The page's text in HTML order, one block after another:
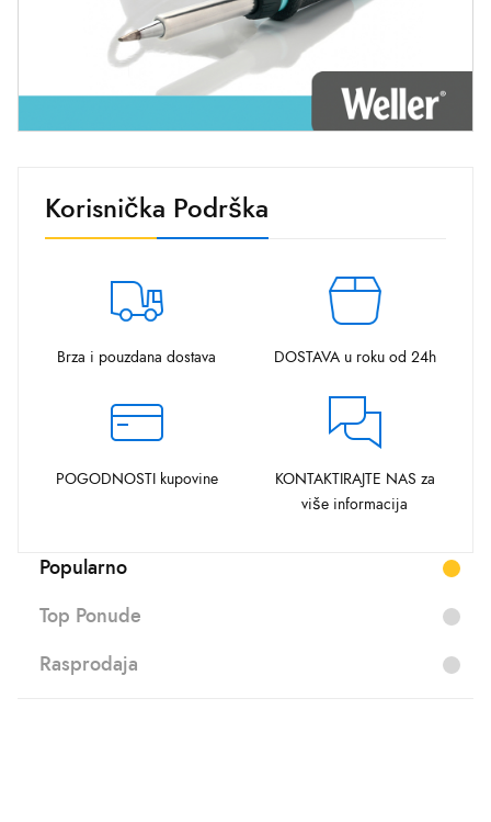
Korisnička Podrška
Brza i pouzdana dostava DOSTAVA u roku od 24h
POGODNOSTI kupovine
KONTAKTIRAJTE NAS za
više informacija
Popularno
Top Ponude
Rasprodaja